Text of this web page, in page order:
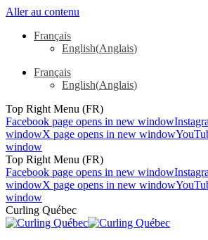
Aller au contenu
Français
English(Anglais)
Français
English(Anglais)
Top Right Menu (FR)
Facebook page opens in new window
windowX page opens in new window
window
Top Right Menu (FR)
Facebook page opens in new window
windowX page opens in new window
window
Curling Québec